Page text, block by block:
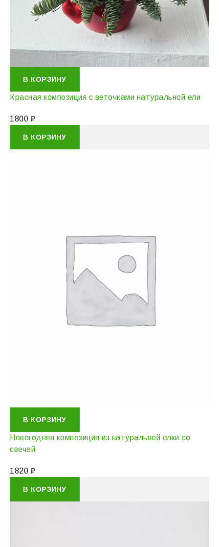
В КОРЗИНУ
Красная композиция с веточками натуральной ели
1800 ₽
В КОРЗИНУ
В КОРЗИНУ
Новогодняя композиция из натуральной елки со
свечей
1820 ₽
В КОРЗИНУ